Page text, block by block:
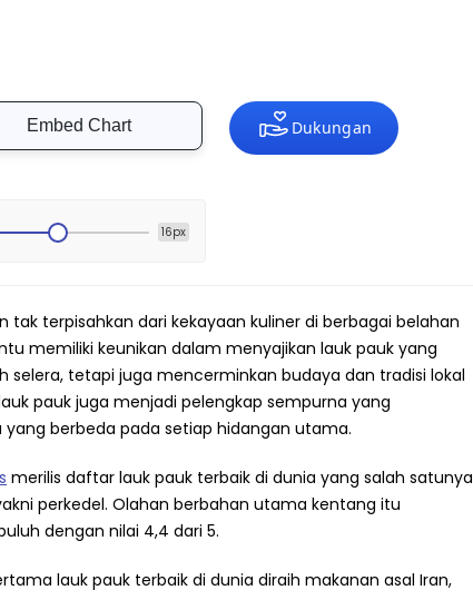
Embed Chart
16px
tak terpisahkan dari kekayaan kuliner di berbagai belahan
memiliki keunikan dalam menyajikan lauk pauk yang
selera, tetapi juga mencerminkan budaya dan tradisi lokal
pauk juga menjadi pelengkap sempurna yang
berbeda pada setiap hidangan utama.
merilis daftar lauk pauk terbaik di dunia yang salah satunya
perkedel. Olahan berbahan utama kentang itu
dengan nilai 4,4 dari 5.
lauk pauk terbaik di dunia diraih makanan asal Iran,